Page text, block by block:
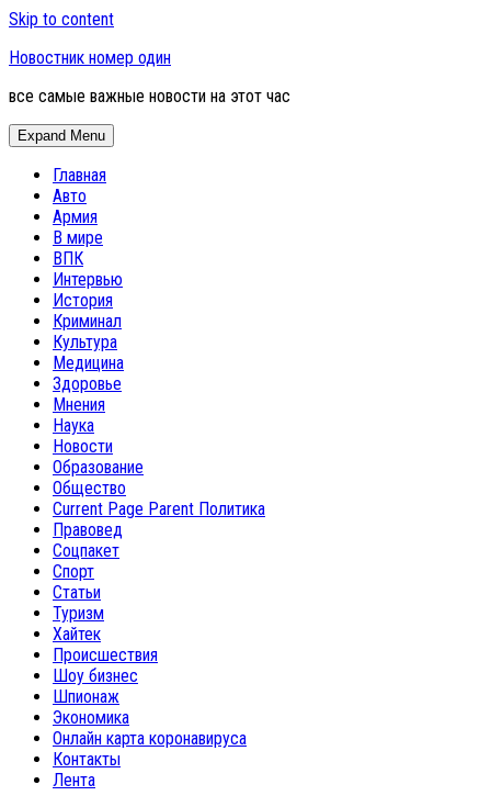
Skip to content
Новостник номер один
все самые важные новости на этот час
Expand Menu
Главная
Авто
Армия
В мире
ВПК
Интервью
История
Криминал
Культура
Медицина
Здоровье
Мнения
Наука
Новости
Образование
Общество
Current Page Parent Политика
Правовед
Соцпакет
Спорт
Статьи
Туризм
Хайтек
Происшествия
Шоу бизнес
Шпионаж
Экономика
Онлайн карта коронавируса
Контакты
Лента